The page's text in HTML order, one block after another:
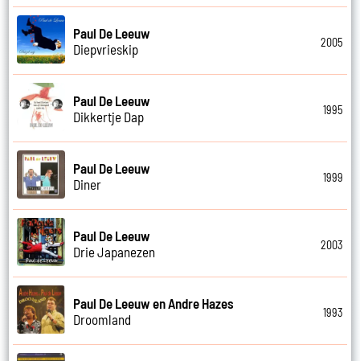
Paul De Leeuw
Diepvrieskip
2005
Paul De Leeuw
Dikkertje Dap
1995
Paul De Leeuw
Diner
1999
Paul De Leeuw
Drie Japanezen
2003
Paul De Leeuw en Andre Hazes
Droomland
1993